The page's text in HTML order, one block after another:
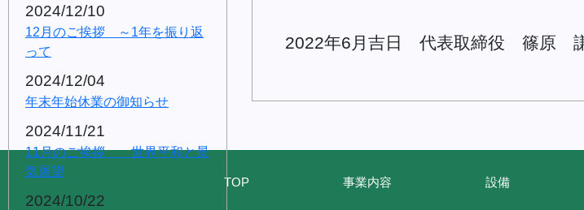
2024/12/10
12月のご挨拶 ～1年を振り返
って
2024/12/04
年末年始休業の御知らせ
2024/11/21
11月のご挨拶 世界平和と景
気展望
2024/10/22
2022年6月吉日 代表取締役 篠原
TOP 事業内容 設備